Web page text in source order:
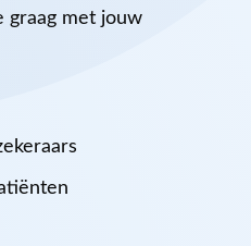
graag met jouw